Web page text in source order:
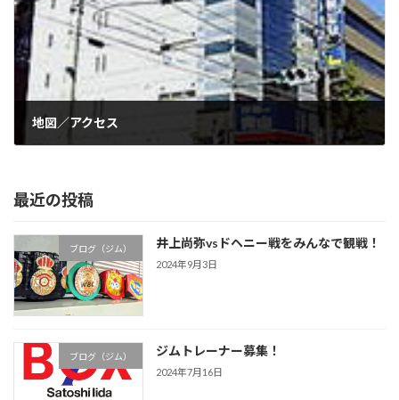
地図／アクセス
最近の投稿
ブログ（ジム） 井上尚弥vsドヘニー戦をみんなで観戦！
2024年9月3日
ブログ（ジム） ジムトレーナー募集！
2024年7月16日